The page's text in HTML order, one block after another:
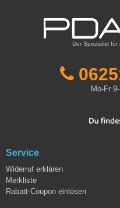
Der Spezialist für
Mo-Fr
Service
Widerruf erklären
Merkliste
Rabatt-Coupon einlösen